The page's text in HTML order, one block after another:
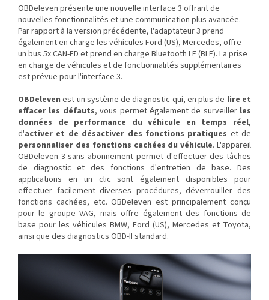
OBDeleven présente une nouvelle interface 3 offrant de
nouvelles fonctionnalités et une communication plus avancée.
Par rapport à la version précédente, l'adaptateur 3 prend
également en charge les véhicules Ford (US), Mercedes, offre
un bus 5x CAN-FD et prend en charge Bluetooth LE (BLE). La prise
en charge de véhicules et de fonctionnalités supplémentaires
est prévue pour l'interface 3.
OBDeleven est un système de diagnostic qui, en plus de lire et
effacer les défauts, vous permet également de surveiller les
données de performance du véhicule en temps réel,
d'activer et de désactiver des fonctions pratiques et de
personnaliser des fonctions cachées du véhicule. L'appareil
OBDeleven 3 sans abonnement permet d'effectuer des tâches
de diagnostic et des fonctions d'entretien de base. Des
applications en un clic sont également disponibles pour
effectuer facilement diverses procédures, déverrouiller des
fonctions cachées, etc. OBDeleven est principalement conçu
pour le groupe VAG, mais offre également des fonctions de
base pour les véhicules BMW, Ford (US), Mercedes et Toyota,
ainsi que des diagnostics OBD-II standard.